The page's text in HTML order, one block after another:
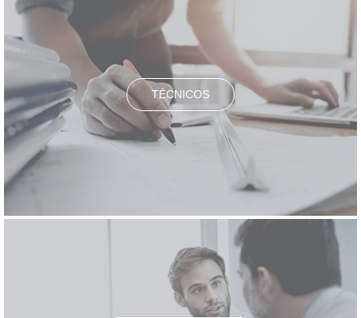
TÉCNICOS